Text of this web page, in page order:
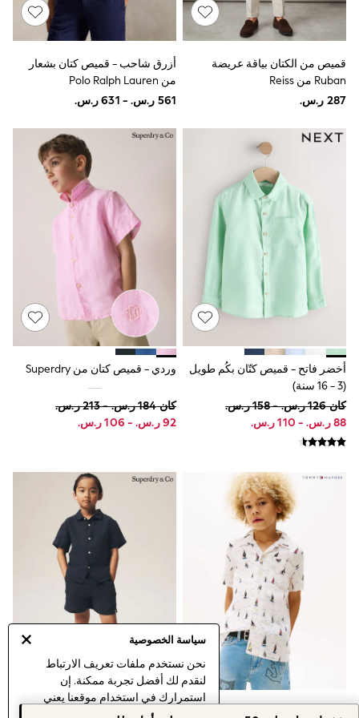
سياسة الخصوصية
نحن نستخدم ملفات تعريف الارتباط
لنقدم لك أفضل تجربة ممكنة. إن
استمرارك في استخدام موقعنا يعني
موافقتك على استخدامنا لملفات تعريف
Joggers
adidas
Nike
All Girls Schoolwear
Shoes
Polo Shirts
Sweatshirts
Cardigans
Coats & Jackets
Underwear
Socks & Tights
Multipacks
All Girls Sports & Swimwear
Trainers & Pumps
Swimwear
Leggings
Joggers
adidas
Nike
Shop All
Shoes
Coats & Jackets
Polo Shirts
Shop all
Shoes
Coats & Jackets
Bags
Polo Shirts
Blue
Black
White
Grey
Green
Red
All Branded Schoolwear
adidas
Nike
Clarks
قميص من الكتان بياقة عريضة
Ruban من Reiss
أزرق شاحب - قميص كتان بشعار
من Polo Ralph Lauren
أخضر فاتح - قميص كتّان بكُم طويل
(3 - 16 سنة)
كان ‏126 ر.س.‏ - ‏158 ر.س.‏
وردي - قميص كتان من Superdry
كان ‏184 ر.س.‏ - ‏213 ر.س.‏
قميص بكُم قصير مطبوع من أزرق داكن - قميص كتان من